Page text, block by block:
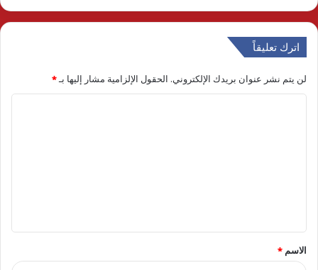
اترك تعليقاً
لن يتم نشر عنوان بريدك الإلكتروني. الحقول الإلزامية مشار إليها بـ*
ق
*
الاسم *